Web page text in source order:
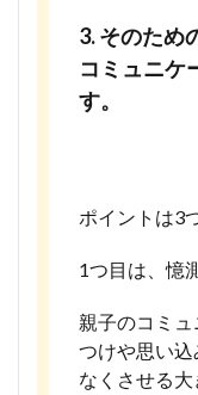
3. そのため
コミュニケ
す。
ポイントは3
1つ目は、憶
親子のコミ
つけや思い
なくさせる